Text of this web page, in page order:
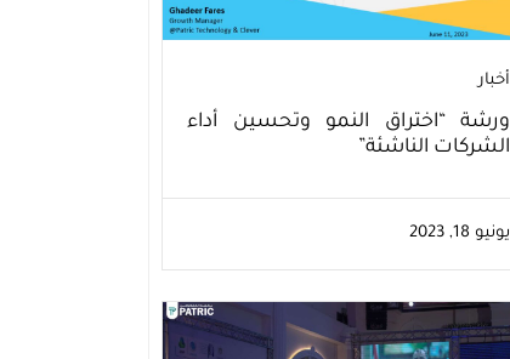
أخبار
ورشة “اختراق النمو وتحسين أداء
الشركات الناشئة”
يونيو 18, 2023